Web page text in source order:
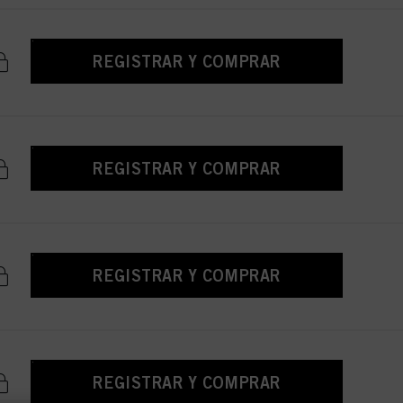
REGISTRAR Y COMPRAR
REGISTRAR Y COMPRAR
REGISTRAR Y COMPRAR
REGISTRAR Y COMPRAR